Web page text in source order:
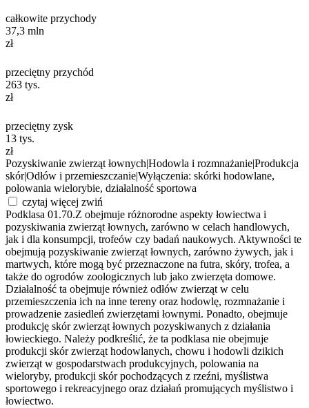
całkowite przychody
37,3 mln
zł
przeciętny przychód
263 tys.
zł
przeciętny zysk
13 tys.
zł
Pozyskiwanie zwierząt łownychHodowla i rozmnażanieProdukcja
skór|Odłów i przemieszczanieWyłączenia: skórki hodowlane,
polowania wielorybie, działalność sportowa
czytaj więcej zwiń
Podklasa 01.70.Z obejmuje różnorodne aspekty łowiectwa i
pozyskiwania zwierząt łownych, zarówno w celach handlowych,
jak i dla konsumpcji, trofeów czy badań naukowych. Aktywności te
obejmują pozyskiwanie zwierząt łownych, zarówno żywych, jak i
martwych, które mogą być przeznaczone na futra, skóry, trofea, a
także do ogrodów zoologicznych lub jako zwierzęta domowe.
Działalność ta obejmuje również odłów zwierząt w celu
przemieszczenia ich na inne tereny oraz hodowlę, rozmnażanie i
prowadzenie zasiedleń zwierzętami łownymi. Ponadto, obejmuje
produkcję skór zwierząt łownych pozyskiwanych z działania
łowieckiego. Należy podkreślić, że ta podklasa nie obejmuje
produkcji skór zwierząt hodowlanych, chowu i hodowli dzikich
zwierząt w gospodarstwach produkcyjnych, polowania na
wieloryby, produkcji skór pochodzących z rzeźni, myślistwa
sportowego i rekreacyjnego oraz działań promujących myślistwo i
łowiectwo.